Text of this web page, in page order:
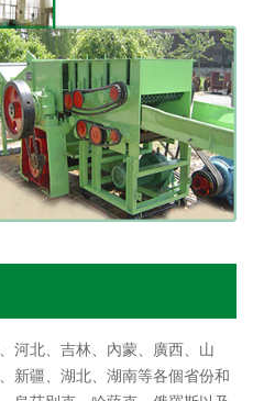
河北、吉林、內蒙、廣西、山
新疆、湖北、湖南等各個省份和